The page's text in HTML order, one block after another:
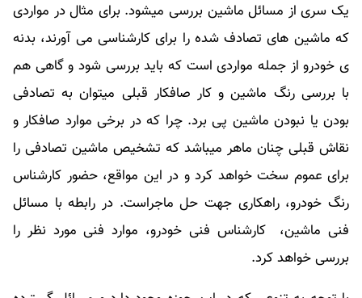
یک سری از مسائل ماشین بررسی میشود. برای مثال در مواردی
که ماشین های تصادف شده را برای کارشناسی می آورند، بدنه
ی خودرو از جمله مواردی است که باید بررسی شود و گاهی هم
با بررسی رنگ ماشین و کار صافکار قبلی میتوان به تصادفی
بودن یا نبودن ماشین پی برد. چرا که در برخی موارد صافکار و
نقاش قبلی چنان ماهر میباشد که تشخیص ماشین تصادفی را
برای عموم سخت خواهد کرد و در این مواقع، حضور کارشناس
رنگ خودرو، راهکاری جهت حل ماجراست. در رابطه با مسائل
فنی ماشین، کارشناس فنی خودرو، موارد فنی مورد نظر را
بررسی خواهد کرد.